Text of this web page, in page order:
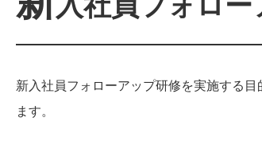
新入社員フォローアップ研修を実施する
ます。